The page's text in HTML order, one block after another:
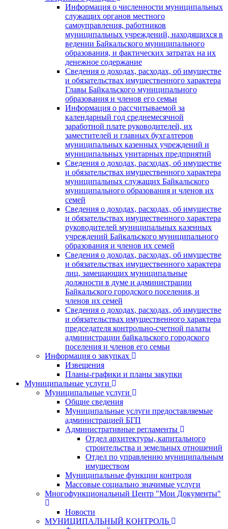
Информация о численности муниципальных
служащих органов местного
самоуправления, работников
муниципальных учреждений, находящихся в
ведении Байкальского муниципального
образования, и фактических затратах на их
денежное содержание
Сведения о доходах, расходах, об имуществе
и обязательствах имущественного характера
Главы Байкальского муниципального
образования и членов его семьи
Информация о рассчитываемой за
календарный год среднемесячной
заработной плате руководителей, их
заместителей и главных бухгалтеров
муниципальных казенных учреждений и
муниципальных унитарных предприятий
Сведения о доходах, расходах, об имуществе
и обязательствах имущественного характера
муниципальных служащих Байкальского
муниципального образования и членов их
семей
Сведения о доходах, расходах, об имуществе
и обязательствах имущественного характера
руководителей муниципальных казенных
учреждений Байкальского муниципального
образования и членов их семей
Сведения о доходах, расходах, об имуществе
и обязательствах имущественного характера
лиц, замещающих муниципальные
должности в думе и администрации
Байкальского городского поселения, и
членов их семей
Сведения о доходах, расходах, об имуществе
и обязательствах имущественного характера
председателя контрольно-счетной палаты
администрации байкальского городского
поселения и членов его семьи
Информация о закупках
Извещения
Планы-графики и планы закупки
Муниципальные услуги
Муниципальные услуги
Общие сведения
Муниципальные услуги предоставляемые
администрацией БГП
Административные регламенты
Отдел архитектуры, капитального
строительства и земельных отношений
Отдел по управлению муниципальным
имуществом
Муниципальные функции контроля
Массовые социально значимые услуги
Многофункциональный Центр "Мои Документы"
Новости
МУНИЦИПАЛЬНЫЙ КОНТРОЛЬ